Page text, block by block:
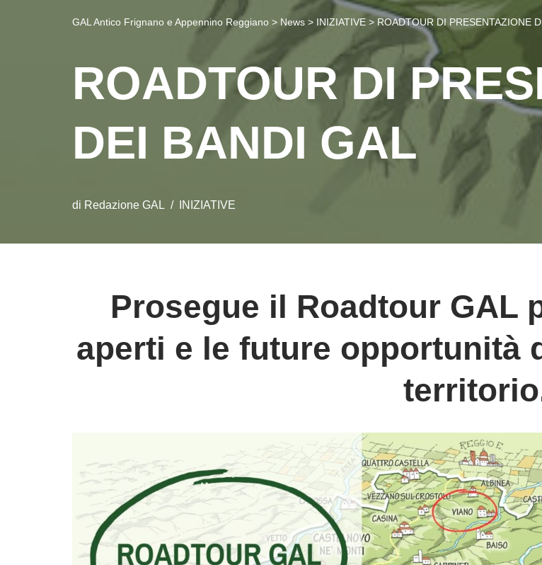
GAL Antico Frignano e Appennino Reggiano > News > INIZIATIVE > ROADTOUR DI PRESENTAZIONE
ROADTOUR DI
DEI BANDI GAL
di Redazione GAL INIZIATIVE
Prosegue il Roadtour GAL
aperti e le future opportunità